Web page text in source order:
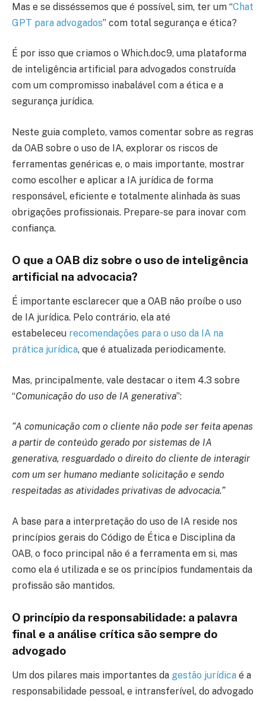
Mas e se disséssemos que é possível, sim, ter um “Chat
GPT para advogados” com total segurança e ética?
É por isso que criamos o Which.doc9, uma plataforma
de inteligência artificial para advogados construída
com um compromisso inabalável com a ética e a
segurança jurídica.
Neste guia completo, vamos comentar sobre as regras
da OAB sobre o uso de IA, explorar os riscos de
ferramentas genéricas e, o mais importante, mostrar
como escolher e aplicar a IA jurídica de forma
responsável, eficiente e totalmente alinhada às suas
obrigações profissionais. Prepare-se para inovar com
confiança.
O que a OAB diz sobre o uso de inteligência
artificial na advocacia?
É importante esclarecer que a OAB não proíbe o uso
de IA jurídica. Pelo contrário, ela até
estabeleceu recomendações para o uso da IA na
prática jurídica, que é atualizada periodicamente.
Mas, principalmente, vale destacar o item 4.3 sobre
“Comunicação do uso de IA generativa”:
“A comunicação com o cliente não pode ser feita apenas
a partir de conteúdo gerado por sistemas de IA
generativa, resguardado o direito do cliente de interagir
com um ser humano mediante solicitação e sendo
respeitadas as atividades privativas de advocacia.”
A base para a interpretação do uso de IA reside nos
princípios gerais do Código de Ética e Disciplina da
OAB, o foco principal não é a ferramenta em si, mas
como ela é utilizada e se os princípios fundamentais da
profissão são mantidos.
O princípio da responsabilidade: a palavra
final e a análise crítica são sempre do
advogado
Um dos pilares mais importantes da gestão jurídica é a
responsabilidade pessoal, e intransferível, do advogado